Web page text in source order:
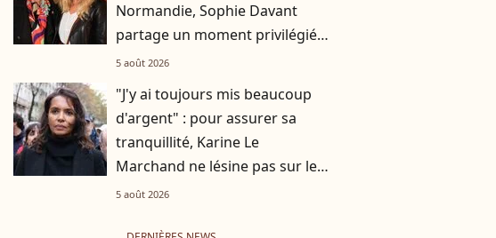
Normandie, Sophie Davant
partage un moment privilégié
avec sa fille Valentine au
5 août 2026
"J'y ai toujours mis beaucoup
d'argent" : pour assurer sa
tranquillité, Karine Le
Marchand ne lésine pas sur les
moyens
5 août 2026